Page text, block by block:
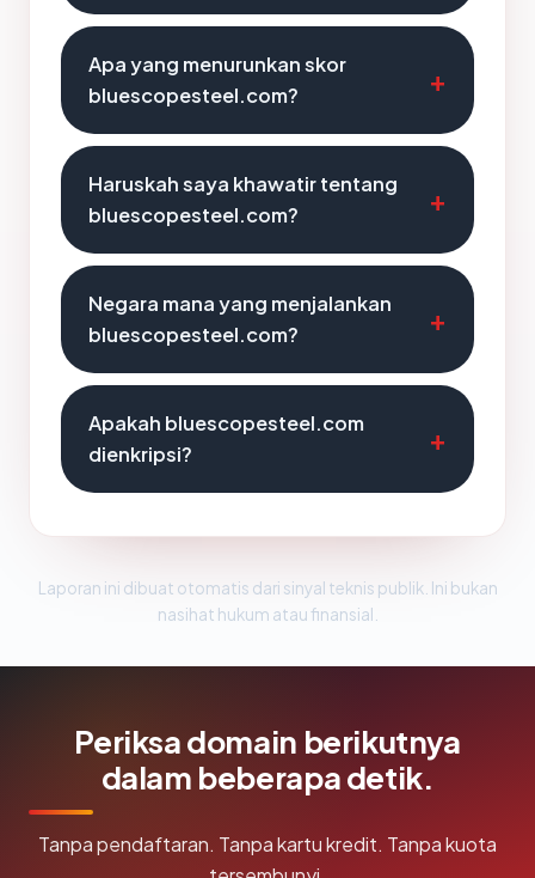
Apa yang menurunkan skor
bluescopesteel.com?
Haruskah saya khawatir tentang
bluescopesteel.com?
Negara mana yang menjalankan
bluescopesteel.com?
Apakah bluescopesteel.com
dienkripsi?
Laporan ini dibuat otomatis dari sinyal teknis publik. Ini bukan
nasihat hukum atau finansial.
Periksa domain berikutnya
dalam beberapa detik.
Tanpa pendaftaran. Tanpa kartu kredit. Tanpa kuota